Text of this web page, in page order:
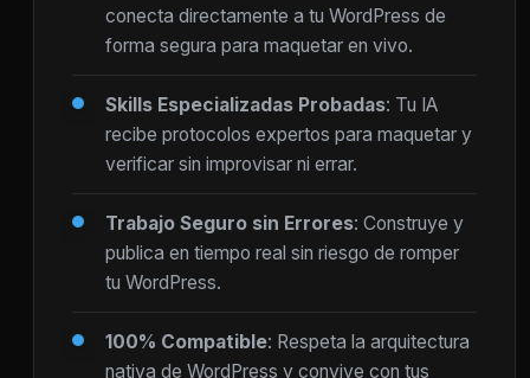
conecta directamente a tu WordPress de
forma segura para maquetar en vivo.
Skills Especializadas Probadas: Tu IA
recibe protocolos expertos para maquetar y
verificar sin improvisar ni errar.
Trabajo Seguro sin Errores: Construye y
publica en tiempo real sin riesgo de romper
tu WordPress.
100% Compatible: Respeta la arquitectura
nativa de WordPress y convive con tus